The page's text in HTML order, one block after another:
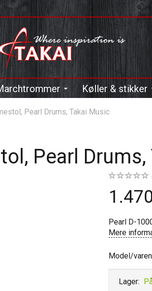
Køller & stikker
Pearl Drums, Takai Music
Pearl
Pearl D-
Mere
Model/
Lager: